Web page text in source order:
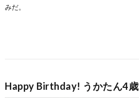
みだ。
Happy Birthday! うかたん4歳